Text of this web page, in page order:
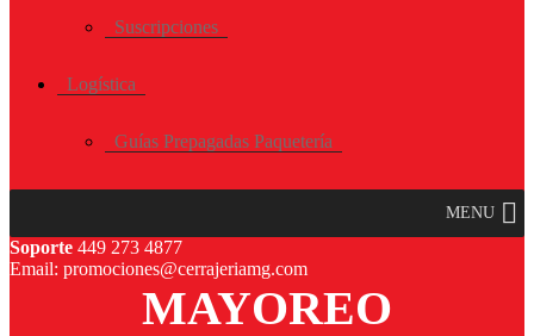
Suscripciones
Logística
Guías Prepagadas Paquetería
MENU
Soporte 449 273 4877
Email: promociones@cerrajeriamg.com
MAYOREO